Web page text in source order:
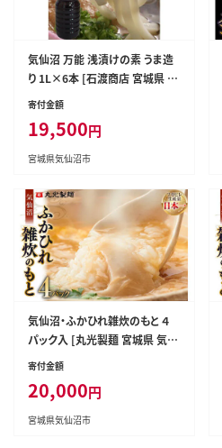
気仙沼 万能 浅漬けの素 うま造
り 1L×6本 [石渡商店 宮城県 気
仙沼市 20563690] 調味料 醤油
寄付金額
19,500円
宮城県気仙沼市
気仙沼・ふかひれ雑炊のもと ４
パック入 [丸光製麺 宮城県 気仙
沼市 20563467]
寄付金額
20,000円
宮城県気仙沼市